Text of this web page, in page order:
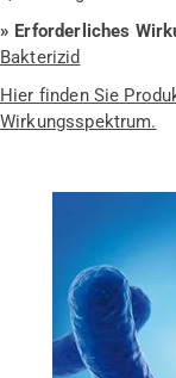
» Erforderliches
Bakterizid
Hier finden Sie
Wirkungsspektrum.